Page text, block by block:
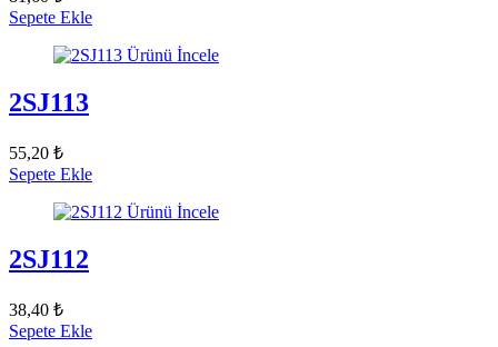
Sepete Ekle
Ürünü İncele
2SJ113
55,20 ₺
Sepete Ekle
Ürünü İncele
2SJ112
38,40 ₺
Sepete Ekle